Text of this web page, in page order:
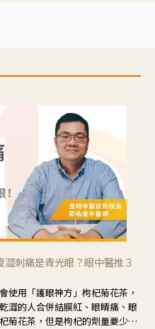
澀刺痛是青光眼？眼中醫推３
使用「護眼神方」枸杞菊花茶，
澀的人合併結膜紅、眼睛痛、眼
菊花茶，但是枸杞的劑量要少，